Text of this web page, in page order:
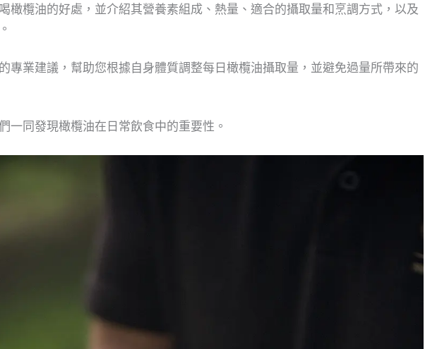
橄欖油的好處，並介紹其營養素組成、熱量、適合的攝取量和烹調方式，以及
專業建議，幫助您根據自身體質調整每日橄欖油攝取量，並避免過量所帶來的
一同發現橄欖油在日常飲食中的重要性。